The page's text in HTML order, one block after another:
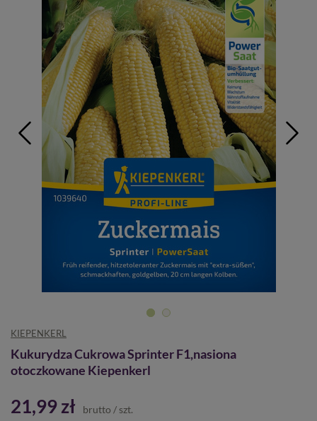
KIEPENKERL
Kukurydza Cukrowa Sprinter F1,nasiona
otoczkowane Kiepenkerl
21,99 zł brutto / szt.